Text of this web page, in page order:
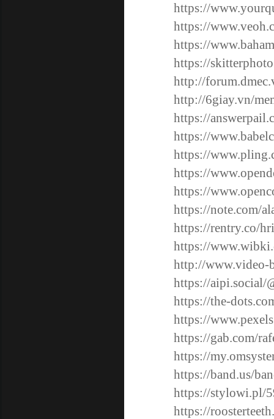
https://
https://
https://
https://
http://
http://6giay.vn/
https://
https://
https://
https://
https://
https://note.com/
https://rentry.co/
https://
http://www.video-
https://aipi.social/
https://the-
https://
https://gab.com/
https://
https://band.us/
https://stylowi.pl/
https://